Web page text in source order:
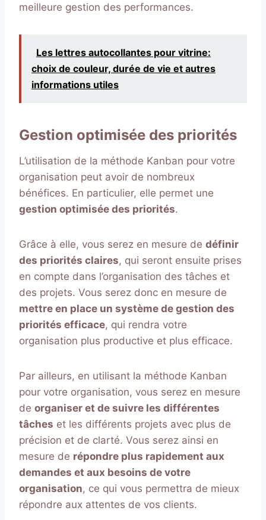
meilleure gestion des performances.
Les lettres autocollantes pour vitrine:
choix de couleur, durée de vie et autres
informations utiles
Gestion optimisée des priorités
L’utilisation de la méthode Kanban pour votre
organisation peut avoir de nombreux
bénéfices. En particulier, elle permet une
gestion optimisée des priorités.
Grâce à elle, vous serez en mesure de définir
des priorités claires, qui seront ensuite prises
en compte dans l’organisation des tâches et
des projets. Vous serez donc en mesure de
mettre en place un système de gestion des
priorités efficace, qui rendra votre
organisation plus productive et plus efficace.
Par ailleurs, en utilisant la méthode Kanban
pour votre organisation, vous serez en mesure
de organiser et de suivre les différentes
tâches et les différents projets avec plus de
précision et de clarté. Vous serez ainsi en
mesure de répondre plus rapidement aux
demandes et aux besoins de votre
organisation, ce qui vous permettra de mieux
répondre aux attentes de vos clients.